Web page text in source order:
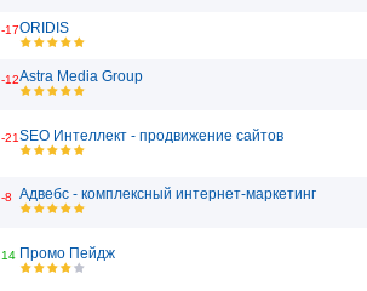
-17ORIDIS
-12Astra Media Group
-21SEO Интеллект - продвижение сайтов
-8 Адвебс - комплексный интернет-маркетинг
14 Промо Пейдж